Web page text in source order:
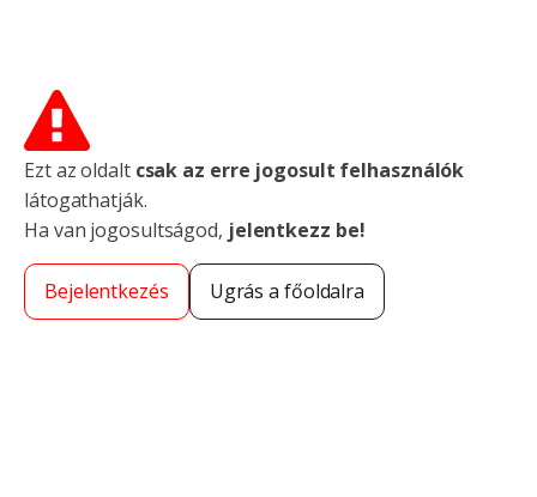
Ezt az oldalt csak az erre jogosult felhasználók
látogathatják.
Ha van jogosultságod, jelentkezz be!
Bejelentkezés Ugrás a főoldalra